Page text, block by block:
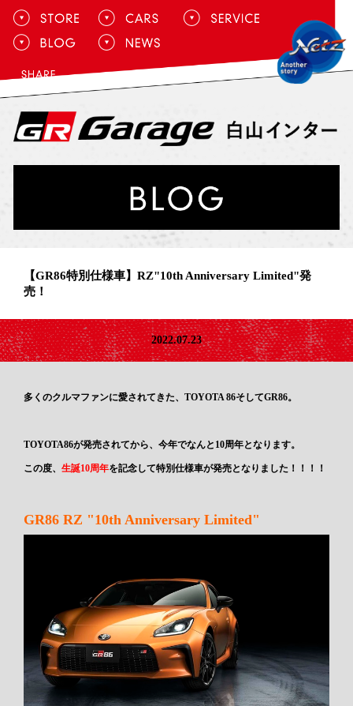
【GR86特別仕様車】RZ"10th Anniversary Limited"発
売！
2022.07.23
多くのクルマファンに愛されてきた、TOYOTA 86そしてGR86。
TOYOTA86が発売されてから、今年でなんと10周年となります。
この度、生誕10周年を記念して特別仕様車が発売となりました！！！！
GR86 RZ "10th Anniversary Limited"